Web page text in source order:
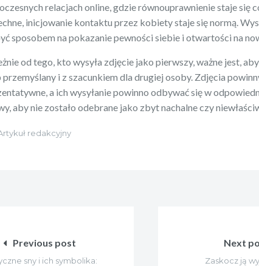
relacjach online, gdzie równouprawnienie staje się
inicjowanie kontaktu przez kobiety staje się normą.
sposobem na pokazanie pewności siebie i otwartości na
od tego, kto wysyła zdjęcie jako pierwszy, ważne jest,
przemyślany i z szacunkiem dla drugiej osoby. Zdjęcia
a ich wysyłanie powinno odbywać się w
aby nie zostało odebrane jako zbyt nachalne czy
redakcyjny
Previous post
sny i ich symbolika:
Next
Zaskocz ją